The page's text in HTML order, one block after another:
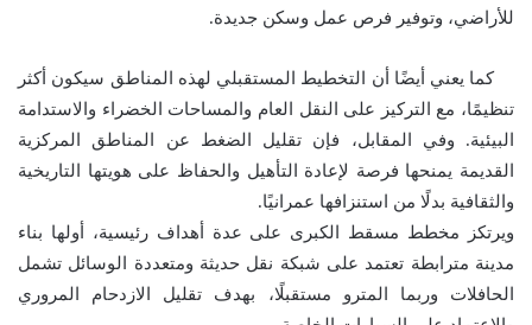
للأراضي، وتوفير فرص عمل وسكن جديدة.
كما يعني أيضًا أن التخطيط المستقبلي لهذه المناطق سيكون أكثر
تنظيمًا، مع التركيز على النقل العام والمساحات الخضراء والاستدامة
البيئية. وفي المقابل، فإن تقليل الضغط عن المناطق المركزية
القديمة يمنحها فرصة لإعادة التأهيل والحفاظ على هويتها التاريخية
والثقافية بدلًا من استنزافها عمرانيًا.
ويرتكز مخطط مسقط الكبرى على عدة أهداف رئيسية، أولها بناء
مدينة مترابطة تعتمد على شبكة نقل حديثة ومتعددة الوسائل تشمل
الحافلات وربما المترو مستقبلًا، بهدف تقليل الازدحام المروري